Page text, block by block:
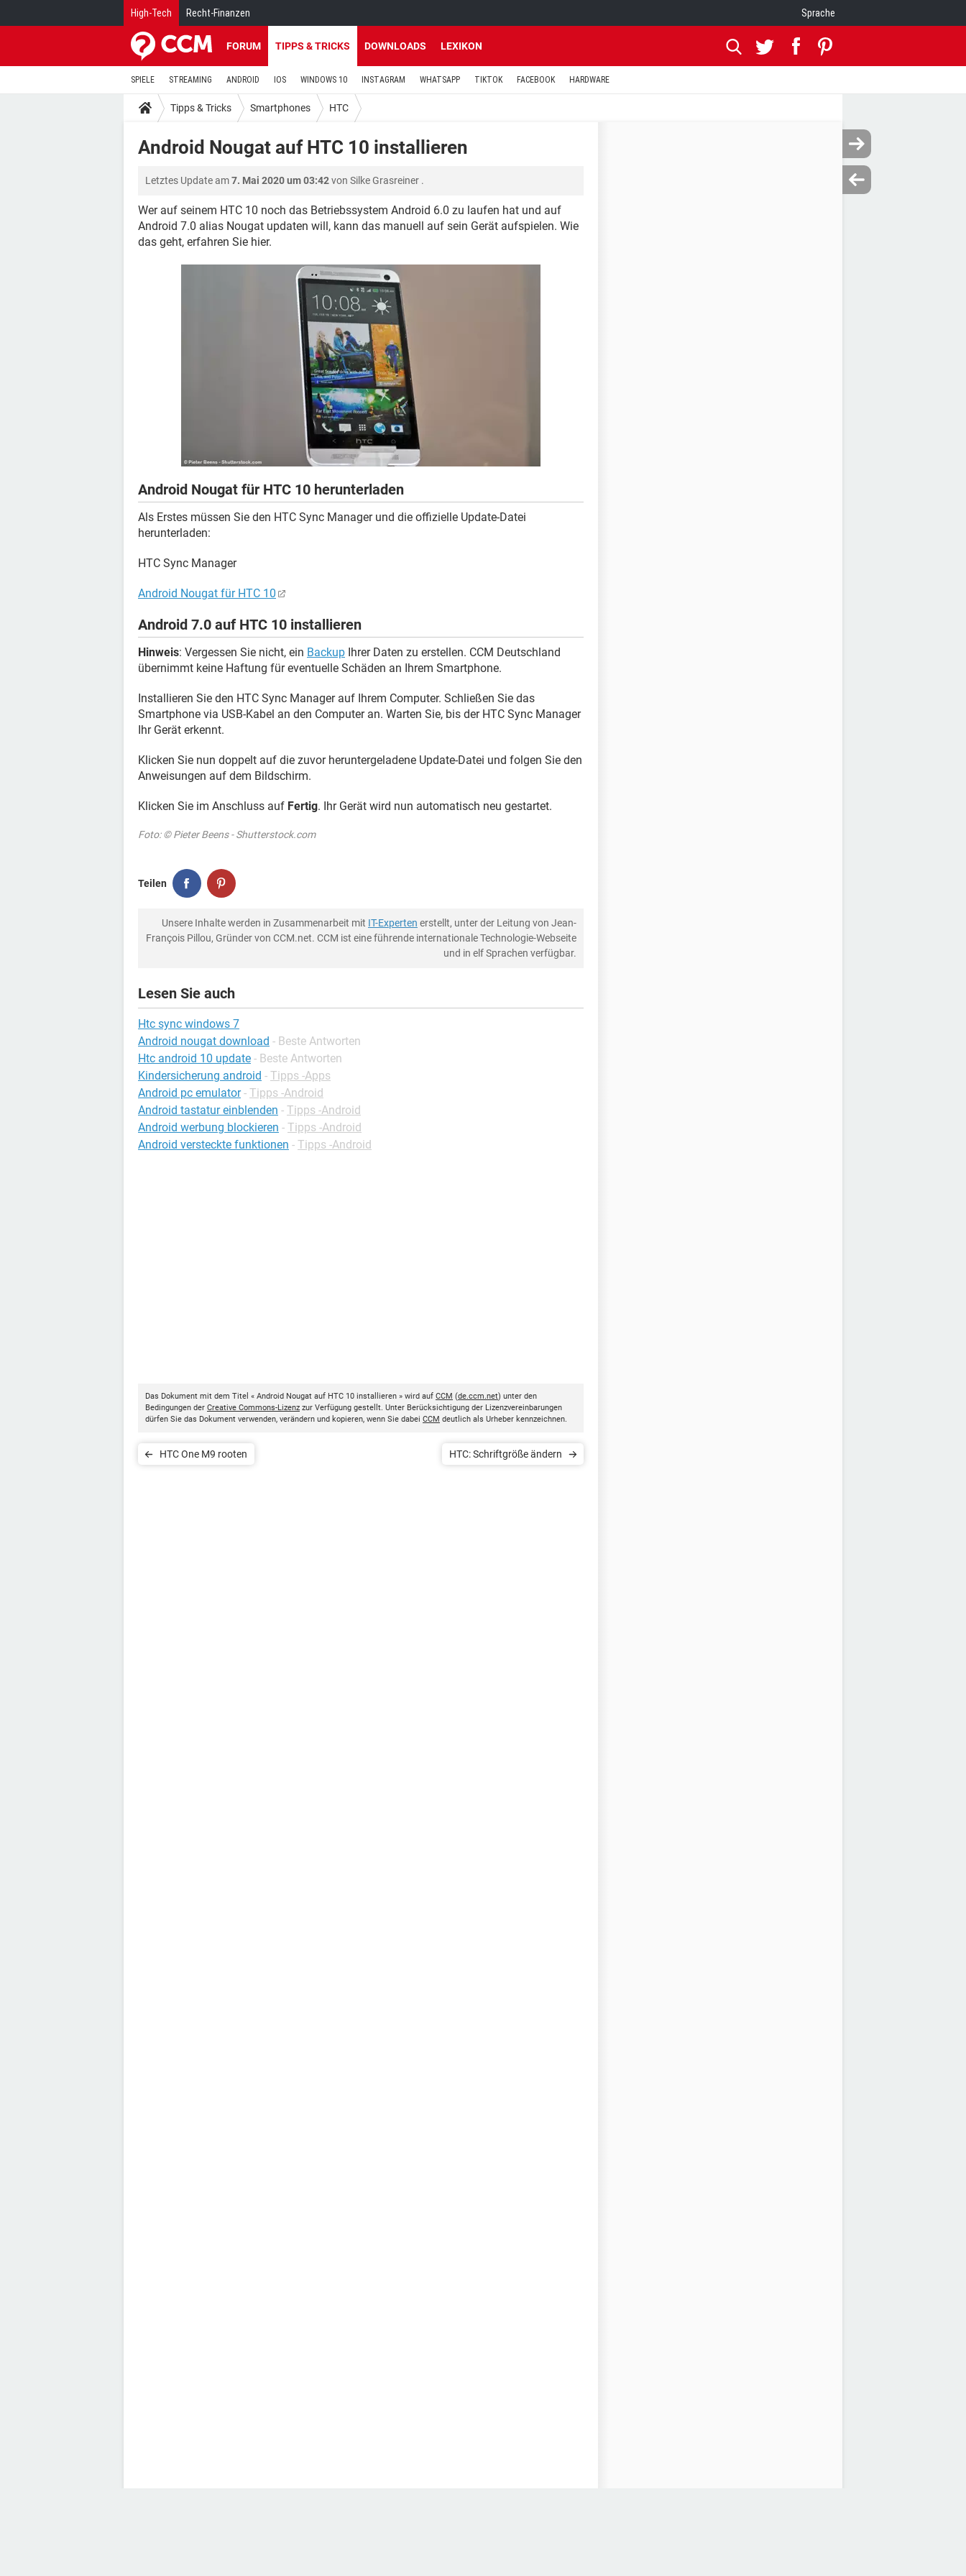
High-Tech Recht-Finanzen Sprache
FORUM TIPPS & TRICKS DOWNLOADS LEXIKON
SPIELE STREAMING ANDROID IOS WINDOWS 10 INSTAGRAM WHATSAPP TIKTOK FACEBOOK HARDWARE
Tipps & Tricks Smartphones HTC
Android Nougat auf HTC 10 installieren
Letztes Update am7. Mai 2020 um 03:42von Silke Grasreiner .
Wer auf seinem HTC 10 noch das Betriebssystem Android 6.0 zu laufen hat und auf
Android 7.0 alias Nougat updaten will, kann das manuell auf sein Gerät aufspielen. Wie
das geht, erfahren Sie hier.
Android Nougat für HTC 10 herunterladen
Als Erstes müssen Sie den HTC Sync Manager und die offizielle Update-Datei
herunterladen:
HTC Sync Manager
Android Nougat für HTC 10
Android 7.0 auf HTC 10 installieren
Hinweis: Vergessen Sie nicht, ein Backup Ihrer Daten zu erstellen. CCM Deutschland
übernimmt keine Haftung für eventuelle Schäden an Ihrem Smartphone.
Installieren Sie den HTC Sync Manager auf Ihrem Computer. Schließen Sie das
Smartphone via USB-Kabel an den Computer an. Warten Sie, bis der HTC Sync Manager
Ihr Gerät erkennt.
Klicken Sie nun doppelt auf die zuvor heruntergeladene Update-Datei und folgen Sie den
Anweisungen auf dem Bildschirm.
Klicken Sie im Anschluss auf Fertig. Ihr Gerät wird nun automatisch neu gestartet.
Foto: © Pieter Beens - Shutterstock.com
Teilen
Unsere Inhalte werden in Zusammenarbeit mit IT-Experten erstellt, unter der Leitung von Jean-
François Pillou, Gründer von CCM.net. CCM ist eine führende internationale Technologie-Webseite
und in elf Sprachen verfügbar.
Lesen Sie auch
Htc sync windows 7
Android nougat download - Beste Antworten
Htc android 10 update - Beste Antworten
Kindersicherung android - Tipps -Apps
Android pc emulator - Tipps -Android
Android tastatur einblenden - Tipps -Android
Android werbung blockieren - Tipps -Android
Android versteckte funktionen - Tipps -Android
Das Dokument mit dem Titel « Android Nougat auf HTC 10 installieren » wird auf CCM (de.ccm.net) unter den
Bedingungen der Creative Commons-Lizenz zur Verfügung gestellt. Unter Berücksichtigung der Lizenzvereinbarungen
dürfen Sie das Dokument verwenden, verändern und kopieren, wenn Sie dabei CCM deutlich als Urheber kennzeichnen.
HTC One M9 rooten HTC: Schriftgröße ändern